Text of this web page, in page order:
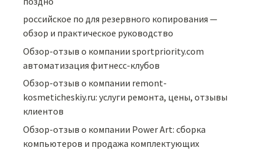
российское по для резервного копирования —
обзор и практическое руководство
Обзор-отзыв о компании sportpriority.com
автоматизация фитнесс-клубов
Обзор-отзыв о компании remont-
kosmeticheskiy.ru: услуги ремонта, цены, отзывы
клиентов
Обзор-отзыв о компании Power Art: сборка
компьютеров и продажа комплектующих